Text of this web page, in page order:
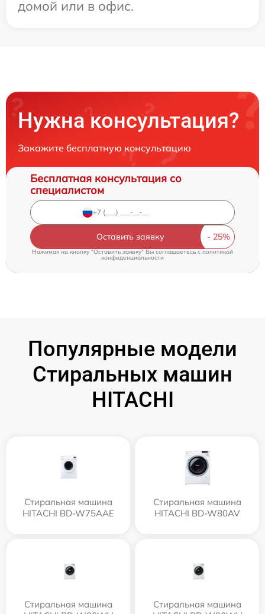
домой или в офис.
Нужна консультация?
Закажите бесплатную консультацию
Бесплатная консультация со
специалистом
Оставить заявку
Нажимая на кнопку "Оставить заявку" Вы соглашаетесь cполитикой
конфиденциальности
Популярные модели
Стиральных машин
HITACHI
Стиральная машина
HITACHI BD-W75AAE
Стиральная машина
HITACHI BD-W80AV
Стиральная машина
Стиральная машина